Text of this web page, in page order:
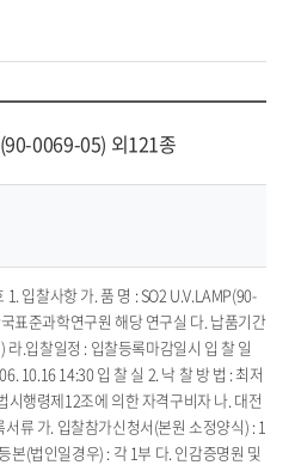
0069-05) 외121종
입찰사항 가. 품 명 : SO2 U.V.LAMP(90-
표준과학연구원 해당 연구실 다. 납품기간
.입찰일정 : 입찰등록마감일시 입 찰 일
10.16 14:30 입 찰 실 2. 낙 찰 방 법 : 최저
시행령제12조에 의한 자격구비자 나. 대전
류 가. 입찰참가신청서(본원 소정양식) : 1
본(법인일경우) : 각 1부 다. 인감증명원 및